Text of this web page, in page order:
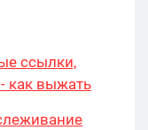
ссылки,
как выжать